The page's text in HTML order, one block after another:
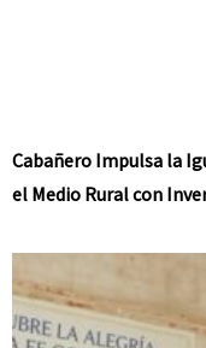
Cabañero Impulsa la
el Medio Rural con